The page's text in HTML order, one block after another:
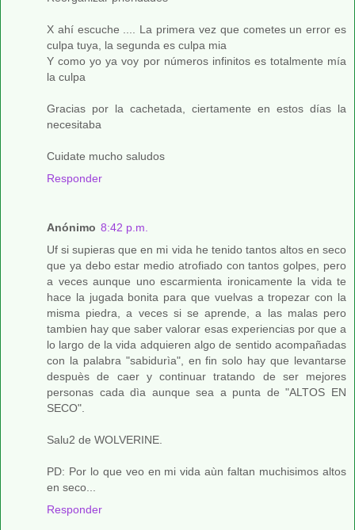
X ahí escuche .... La primera vez que cometes un error es
culpa tuya, la segunda es culpa mia
Y como yo ya voy por números infinitos es totalmente mía
la culpa
Gracias por la cachetada, ciertamente en estos días la
necesitaba
Cuidate mucho saludos
Responder
Anónimo 8:42 p.m.
Uf si supieras que en mi vida he tenido tantos altos en seco
que ya debo estar medio atrofiado con tantos golpes, pero
a veces aunque uno escarmienta ironicamente la vida te
hace la jugada bonita para que vuelvas a tropezar con la
misma piedra, a veces si se aprende, a las malas pero
tambien hay que saber valorar esas experiencias por que a
lo largo de la vida adquieren algo de sentido acompañadas
con la palabra "sabidurìa", en fin solo hay que levantarse
despuès de caer y continuar tratando de ser mejores
personas cada dìa aunque sea a punta de "ALTOS EN
SECO".
Salu2 de WOLVERINE.
PD: Por lo que veo en mi vida aùn faltan muchisimos altos
en seco...
Responder